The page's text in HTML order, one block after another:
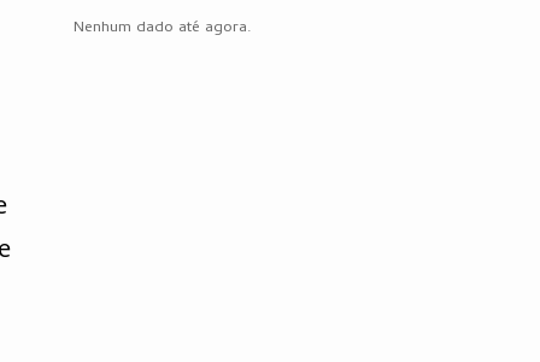
Nenhum dado até agora.